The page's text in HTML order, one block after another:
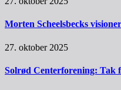
Morten Scheelsbecks
27. oktober 2025
Solrød Centerforening: Tak